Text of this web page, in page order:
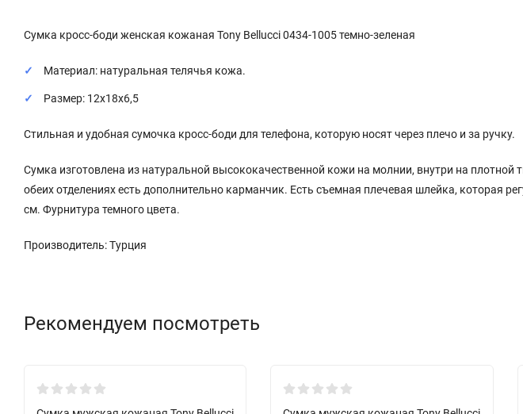
Сумка кросс-боди женская кожаная Tony Bellucci 0434-1005 темно-зеленая
Материал: натуральная телячья кожа.
Размер: 12x18x6,5
Стильная и удобная сумочка кросс-боди для телефона, которую носят через плечо и за ручку.
Сумка изготовлена из натуральной высококачественной кожи на молнии, внутри на плотной
обеих отделениях есть дополнительно карманчик. Есть съемная плечевая шлейка, которая
см. Фурнитура темного цвета.
Производитель: Турция
Рекомендуем посмотреть
New! New!